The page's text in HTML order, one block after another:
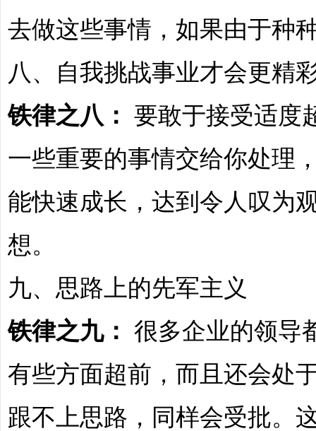
题
去做这些事情，如果由于种
八、自我挑战事业才会更精
铁律之八： 要敢于接受适度
一些重要的事情交给你处理
能快速成长，达到令人叹为
想。
九、思路上的先军主义
铁律之九： 很多企业的领导
有些方面超前，而且还会处
跟不上思路，同样会受批。